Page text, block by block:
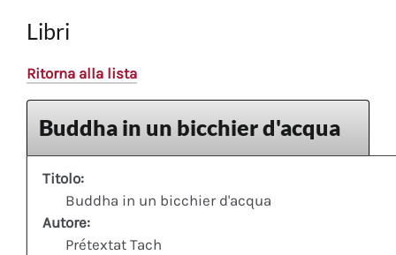
Libri
Ritorna alla lista
Buddha in un bicchier d'acqua
Titolo:
Buddha in un bicchier d'acqua
Autore:
Prétextat Tach